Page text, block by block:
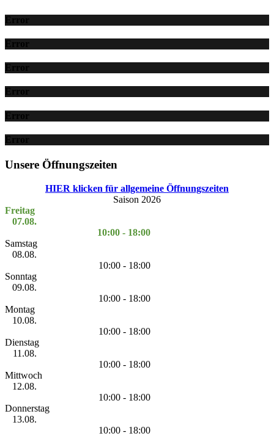
Error
Error
Error
Error
Error
Error
Unsere Öffnungszeiten
HIER klicken für allgemeine Öffnungszeiten
Saison 2026
Freitag
07.08.
10:00 - 18:00
Samstag
08.08.
10:00 - 18:00
Sonntag
09.08.
10:00 - 18:00
Montag
10.08.
10:00 - 18:00
Dienstag
11.08.
10:00 - 18:00
Mittwoch
12.08.
10:00 - 18:00
Donnerstag
13.08.
10:00 - 18:00